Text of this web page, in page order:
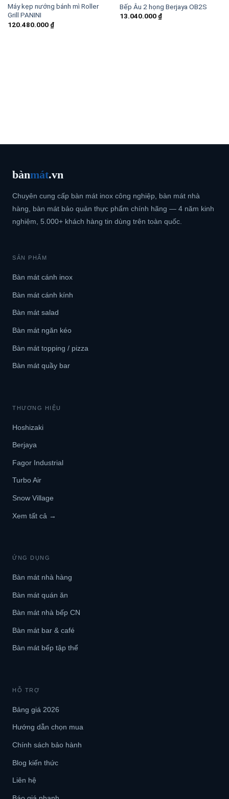
Máy kẹp nướng bánh mì Roller
Grill PANINI
120.480.000 ₫
Bếp Âu 2 họng Berjaya OB2S
13.040.000 ₫
bànmát.vn
Chuyên cung cấp bàn mát inox công nghiệp, bàn mát nhà
hàng, bàn mát bảo quản thực phẩm chính hãng — 4 năm kinh
nghiệm, 5.000+ khách hàng tin dùng trên toàn quốc.
SẢN PHẨM
Bàn mát cánh inox
Bàn mát cánh kính
Bàn mát salad
Bàn mát ngăn kéo
Bàn mát topping / pizza
Bàn mát quầy bar
THƯƠNG HIỆU
Hoshizaki
Berjaya
Fagor Industrial
Turbo Air
Snow Village
Xem tất cả →
ỨNG DỤNG
Bàn mát nhà hàng
Bàn mát quán ăn
Bàn mát nhà bếp CN
Bàn mát bar & café
Bàn mát bếp tập thể
HỖ TRỢ
Bảng giá 2026
Hướng dẫn chọn mua
Chính sách bảo hành
Blog kiến thức
Liên hệ